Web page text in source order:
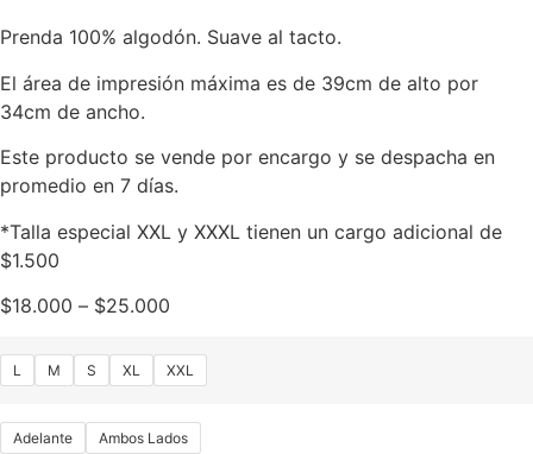
Prenda 100% algodón. Suave al tacto.
El área de impresión máxima es de 39cm de alto por
34cm de ancho.
Este producto se vende por encargo y se despacha en
promedio en 7 días.
*Talla especial XXL y XXXL tienen un cargo adicional de
$1.500
$18.000 – $25.000
L M S XL XXL
Adelante Ambos Lados